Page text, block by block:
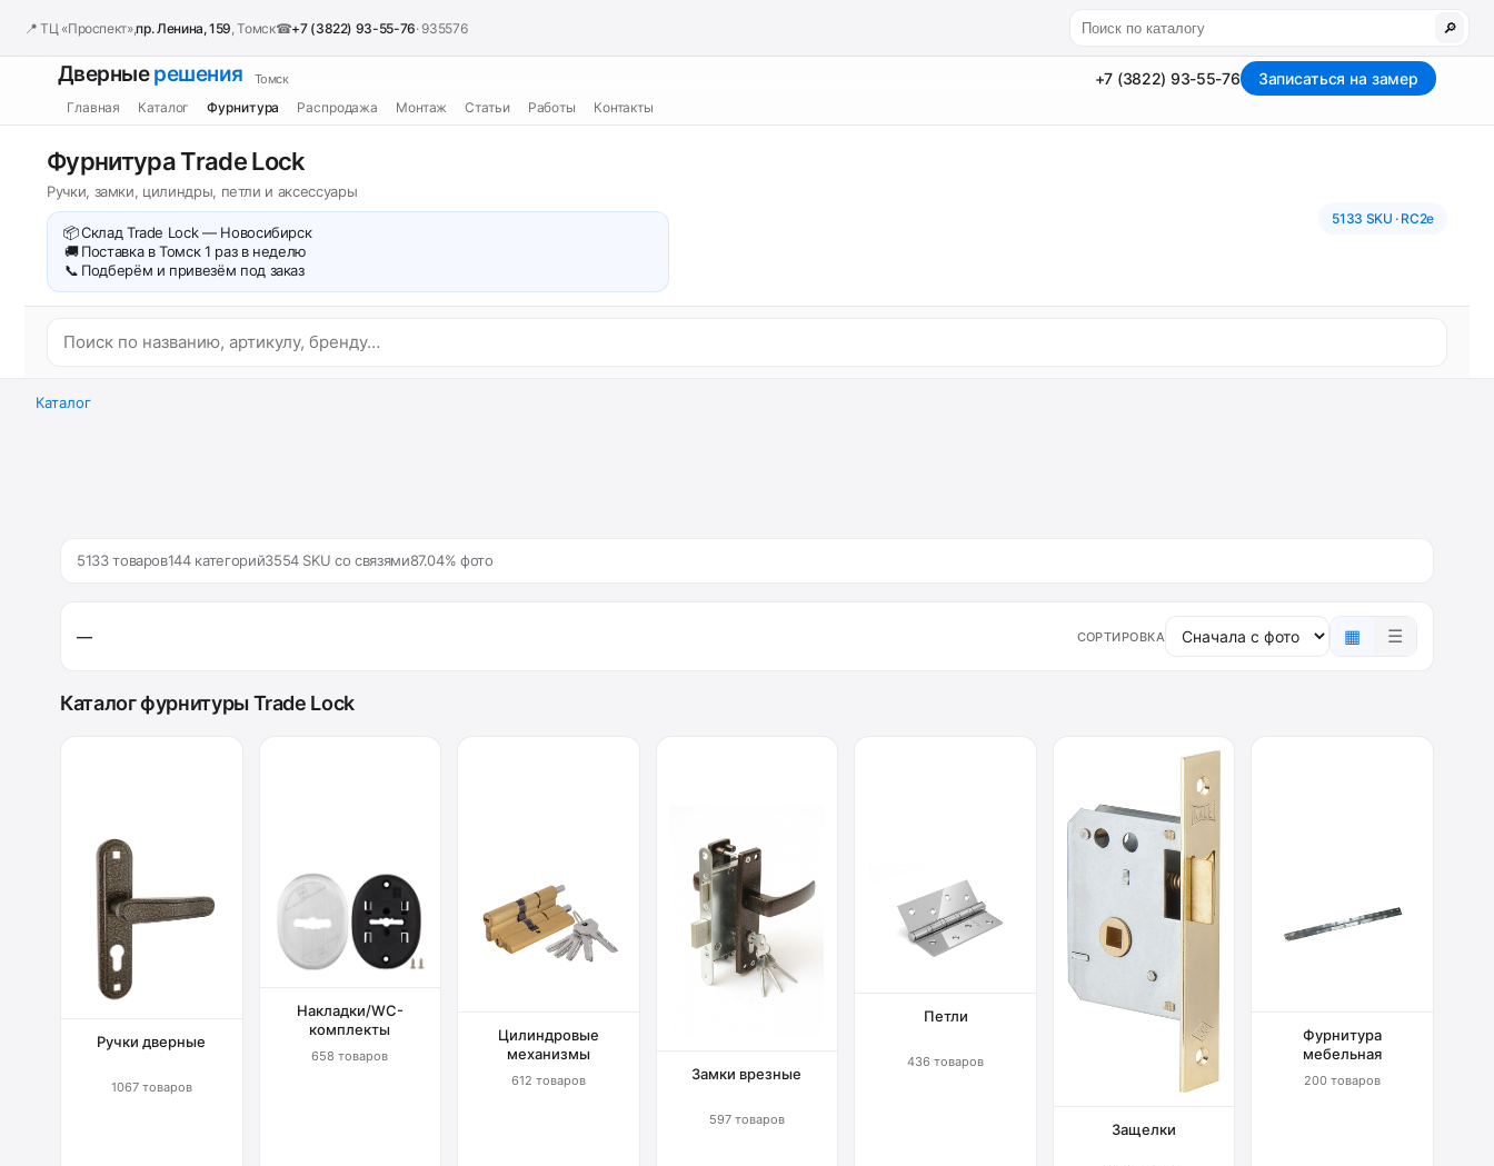
📍 ТЦ «Проспект»,пр. Ленина, 159 , Томск☎+7 (3822) 93-55-76· 935576 🔎
Дверныерешения Томск
Главная Каталог Фурнитура Распродажа Монтаж Статьи Работы Контакты
+7 (3822) 93-55-76 Записаться на замер
Фурнитура Trade Lock
Ручки, замки, цилиндры, петли и аксессуары
📦Склад Trade Lock — Новосибирск
🚚 Поставка в Томск 1 раз в неделю
📞 Подберём и привезём под заказ
5133 SKU · RC2e
Каталог
5133 товаров144 категорий3554 SKU со связями87.04% фото
— СОРТИРОВКА ▦ ☰
Каталог фурнитуры Trade Lock
Ручки дверные
1067 товаров
Накладки/WC-
комплекты
658 товаров
Цилиндровые
механизмы
612 товаров Замки врезные
597 товаров
Петли
436 товаров
Защелки
Фурнитура
мебельная
200 товаров